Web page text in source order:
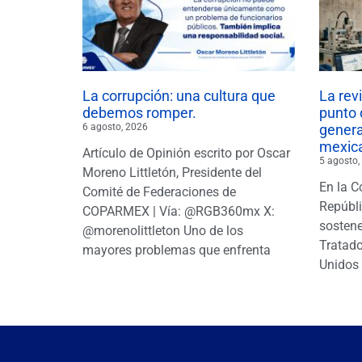
La corrupción: una cultura que
debemos romper.
6 agosto, 2026
Artículo de Opinión escrito por Oscar
Moreno Littletón, Presidente del
Comité de Federaciones de
COPARMEX | Vía: @RGB360mx X:
@morenolittleton Uno de los
mayores problemas que enfrenta
La
punto
5 agosto,
En la
Unidos